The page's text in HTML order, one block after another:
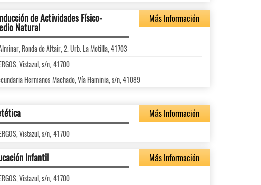
de Actividades Físico-
Natural
Más Información
Ronda de Altair, 2. Urb. La Motilla, 41703
Vistazul, s/n, 41700
Hermanos Machado, Vía Flaminia, s/n, 41089
Más Información
Vistazul, s/n, 41700
Infantil Más Información
Vistazul, s/n, 41700